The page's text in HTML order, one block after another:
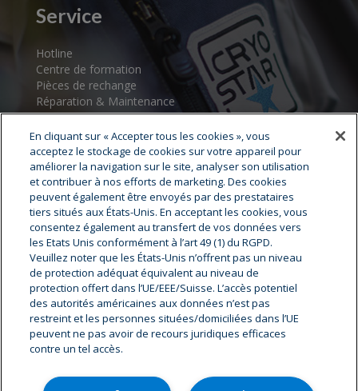
Service
Hotline
Centre de formation
Pièces de rechange
Réparation & Maintenance
Assistance au démarrage
Centres de service
Cryostar Groupe
Notre histoire
Nos valeurs
Cryostar à travers le monde
Innovation
Carrière & offres d'emplois
En cliquant sur « Accepter tous les cookies », vous
acceptez le stockage de cookies sur votre appareil pour
améliorer la navigation sur le site, analyser son utilisation
et contribuer à nos efforts de marketing. Des cookies
peuvent également être envoyés par des prestataires
tiers situés aux États-Unis. En acceptant les cookies, vous
consentez également au transfert de vos données vers
les Etats Unis conformément à l’art 49 (1) du RGPD.
Veuillez noter que les États-Unis n’offrent pas un niveau
de protection adéquat équivalent au niveau de
protection offert dans l’UE/EEE/Suisse. L’accès potentiel
des autorités américaines aux données n’est pas
restreint et les personnes situées/domiciliées dans l’UE
peuvent ne pas avoir de recours juridiques efficaces
contre un tel accès.